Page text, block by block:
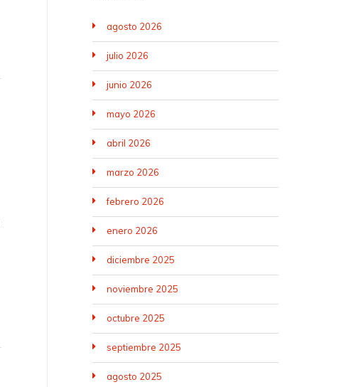
agosto 2026
julio 2026
junio 2026
mayo 2026
abril 2026
marzo 2026
febrero 2026
enero 2026
diciembre 2025
noviembre 2025
octubre 2025
septiembre 2025
agosto 2025